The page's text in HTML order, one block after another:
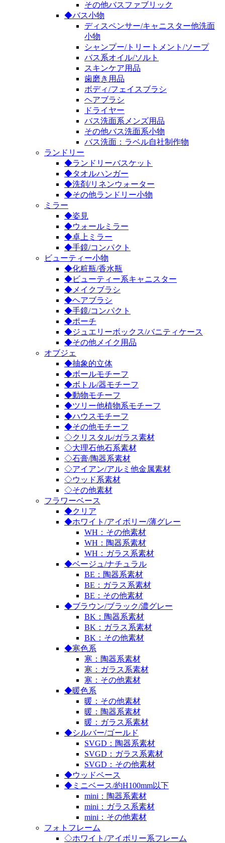
その他バスファブリック
◆バス小物
ディスペンサー/キャニスター他洗面
小物
シャンプー/トリートメント/ソープ
バス系オイル/ソルト
スキンケア用品
歯磨き用品
ボディ/フェイスブラシ
ヘアブラシ
ドライヤー
バス洗面系メンズ用品
その他バス洗面系小物
バス洗面：ラベル自社制作物
ランドリー
◆ランドリーバスケット
◆タオルハンガー
◆洗剤/リネンウォーター
◆その他ランドリー小物
ミラー
◆姿見
◆ウォールミラー
◆卓上ミラー
◆手鏡/コンパクト
ビューティー小物
◆化粧瓶/香水瓶
◆ビューティー系キャニスター
◆メイクブラシ
◆ヘアブラシ
◆手鏡/コンパクト
◆ポーチ
◆ジュエリーボックス/バニティケース
◆その他メイク用品
オブジェ
◆抽象的立体
◆ボールモチーフ
◆ボトル/器モチーフ
◆動物モチーフ
◆ツリー他植物系モチーフ
◆ハウスモチーフ
◆その他モチーフ
◇クリスタル/ガラス素材
◇大理石他石系素材
◇石膏/陶器系素材
◇アイアン/アルミ他金属素材
◇ウッド系素材
◇その他素材
フラワーベース
◆クリア
◆ホワイト/アイボリー/薄グレー
WH：その他素材
WH：陶器系素材
WH：ガラス系素材
◆ベージュ/ナチュラル
BE：陶器系素材
BE：ガラス系素材
BE：その他素材
◆ブラウン/ブラック/濃グレー
BK：陶器系素材
BK：ガラス系素材
BK：その他素材
◆寒色系
寒：陶器系素材
寒：ガラス系素材
寒：その他素材
◆暖色系
暖：その他素材
暖：陶器系素材
暖：ガラス系素材
◆シルバー/ゴールド
SVGD：陶器系素材
SVGD：ガラス系素材
SVGD：その他素材
◆ウッドベース
◆ミニベース/約H100mm以下
mini：陶器系素材
mini：ガラス系素材
mini：その他素材
フォトフレーム
◇ホワイト/アイボリー系フレーム